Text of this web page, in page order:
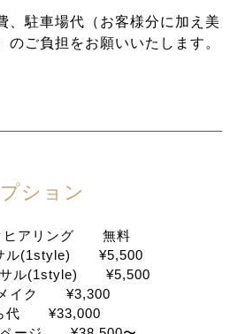
、駐車場代（お客様分に加え美
のご負担をお願いいたします。
ション
ヒアリング 無料
ル(1style) ¥5,500
サル(1style) ¥5,500
メイク ¥3,300
代 ¥33,000